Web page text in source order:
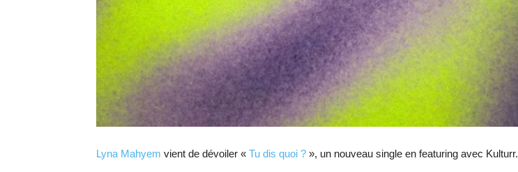
Lyna Mahyem vient de dévoiler « Tu dis quoi ? », un nouveau single en featuring avec Kulturr.